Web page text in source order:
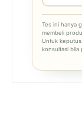
Tes ini hanya
membeli
Untuk
konsultasi bila